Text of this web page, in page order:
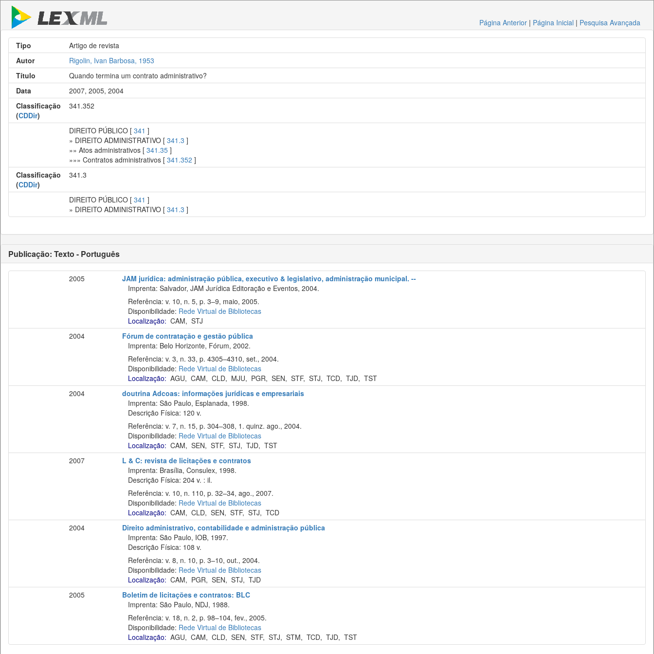
Página Anterior | Página Inicial | Pesquisa Avançada
Tipo
Artigo de revista
Autor
Rigolin, Ivan Barbosa, 1953
Título
Quando termina um contrato administrativo?
Data
2007, 2005, 2004
Classificação
(CDDir)
341.352
DIREITO PÚBLICO [ 341 ]
» DIREITO ADMINISTRATIVO [ 341.3 ]
»» Atos administrativos [ 341.35 ]
»»» Contratos administrativos [ 341.352 ]
Classificação
(CDDir)
341.3
DIREITO PÚBLICO [ 341 ]
» DIREITO ADMINISTRATIVO [ 341.3 ]
Publicação: Texto - Português
2005
JAM jurídica: administração pública, executivo & legislativo, administração municipal. --
Imprenta: Salvador, JAM Jurídica Editoração e Eventos, 2004.
Referência: v. 10, n. 5, p. 3–9, maio, 2005.
Disponibilidade: Rede Virtual de Bibliotecas
Localização: CAM, STJ
2004
Fórum de contratação e gestão pública
Imprenta: Belo Horizonte, Fórum, 2002.
Referência: v. 3, n. 33, p. 4305–4310, set., 2004.
Disponibilidade: Rede Virtual de Bibliotecas
Localização: AGU, CAM, CLD, MJU, PGR, SEN, STF, STJ, TCD, TJD, TST
2004
doutrina Adcoas: informações jurídicas e empresariais
Imprenta: São Paulo, Esplanada, 1998.
Descrição Física: 120 v.
Referência: v. 7, n. 15, p. 304–308, 1. quinz. ago., 2004.
Disponibilidade: Rede Virtual de Bibliotecas
Localização: CAM, SEN, STF, STJ, TJD, TST
2007
L & C: revista de licitações e contratos
Imprenta: Brasília, Consulex, 1998.
Descrição Física: 204 v. : il.
Referência: v. 10, n. 110, p. 32–34, ago., 2007.
Disponibilidade: Rede Virtual de Bibliotecas
Localização: CAM, CLD, SEN, STF, STJ, TCD
2004
Direito administrativo, contabilidade e administração pública
Imprenta: São Paulo, IOB, 1997.
Descrição Física: 108 v.
Referência: v. 8, n. 10, p. 3–10, out., 2004.
Disponibilidade: Rede Virtual de Bibliotecas
Localização: CAM, PGR, SEN, STJ, TJD
2005
Boletim de licitações e contratos: BLC
Imprenta: São Paulo, NDJ, 1988.
Referência: v. 18, n. 2, p. 98–104, fev., 2005.
Disponibilidade: Rede Virtual de Bibliotecas
Localização: AGU, CAM, CLD, SEN, STF, STJ, STM, TCD, TJD, TST